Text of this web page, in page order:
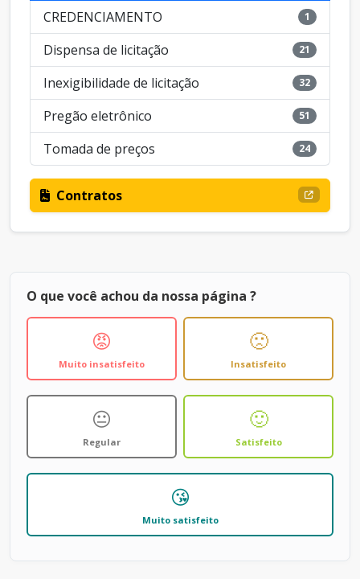
CREDENCIAMENTO 1
Dispensa de licitação 21
Inexigibilidade de licitação 32
Pregão eletrônico 51
Tomada de preços 24
Contratos
O que você achou da nossa página ?
😡
Muito insatisfeito
🙁
Insatisfeito
😐
Regular
🙂
Satisfeito
😘
Muito satisfeito